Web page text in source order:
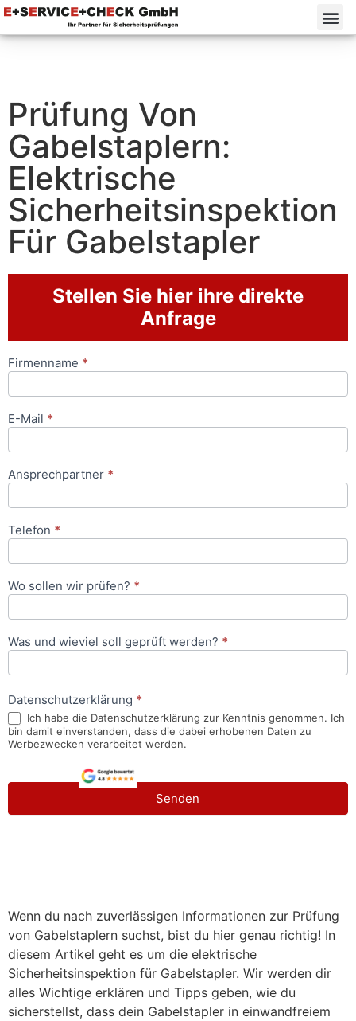
Prüfung Von
Gabelstaplern:
Elektrische
Sicherheitsinspektion
Für Gabelstapler
Stellen Sie hier ihre direkte
Anfrage
Anfrageformular
Firmenname *
E-Mail *
Ansprechpartner *
Telefon *
Wo sollen wir prüfen? *
Was und wieviel soll geprüft werden? *
Datenschutzerklärung *
Ich habe die Datenschutzerklärung zur Kenntnis genommen. Ich
bin damit einverstanden, dass die dabei erhobenen Daten zu
Werbezwecken verarbeitet werden.
Senden
Wenn du nach zuverlässigen Informationen zur Prüfung
von Gabelstaplern suchst, bist du hier genau richtig! In
diesem Artikel geht es um die elektrische
Sicherheitsinspektion für Gabelstapler. Wir werden dir
alles Wichtige erklären und Tipps geben, wie du
sicherstellst, dass dein Gabelstapler in einwandfreiem